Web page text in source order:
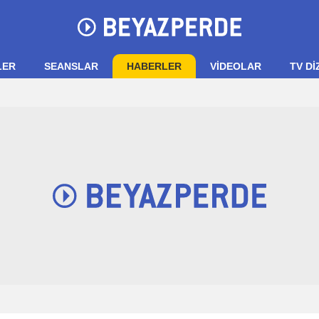
SEANSLAR HABERLER VIDEOLAR TV